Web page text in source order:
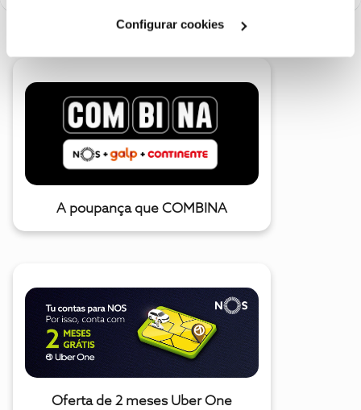
Configurar cookies
A poupança que COMBINA
Oferta de 2 meses Uber One